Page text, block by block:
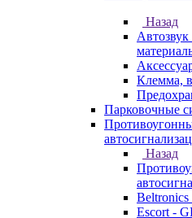
Назад
Клемма,
Парковочные
Назад
Escort -